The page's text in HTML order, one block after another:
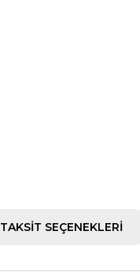
TAKSIT SEÇENEKLERI